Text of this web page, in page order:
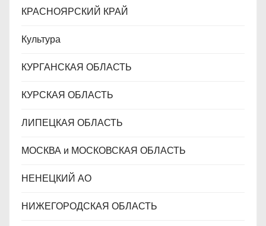
КРАСНОЯРСКИЙ КРАЙ
Культура
КУРГАНСКАЯ ОБЛАСТЬ
КУРСКАЯ ОБЛАСТЬ
ЛИПЕЦКАЯ ОБЛАСТЬ
МОСКВА и МОСКОВСКАЯ ОБЛАСТЬ
НЕНЕЦКИЙ АО
НИЖЕГОРОДСКАЯ ОБЛАСТЬ